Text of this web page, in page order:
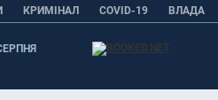
КРИМІНАЛ COVID-19 ВЛАДА